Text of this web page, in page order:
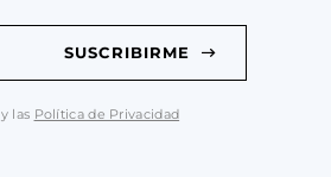
SUSCRIBIRME
y las Política de Privacidad